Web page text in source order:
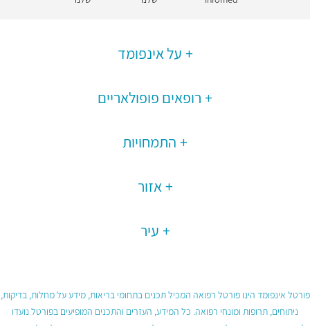
על אינפומד
רופאים פופולאריים
התמחויות
אזור
עיר
פורטל אינפומד הינו פורטל רפואה המכיל תכנים בתחומי בריאות, מידע על מחלות, בדיקות,
ניתוחים, תרופות ומונחי רפואה. כל המידע, העזרים והתכנים המופיעים בפורטל נועדו